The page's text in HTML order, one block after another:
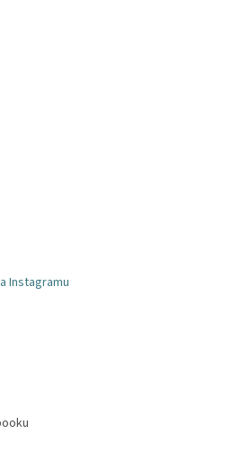
Instagramu